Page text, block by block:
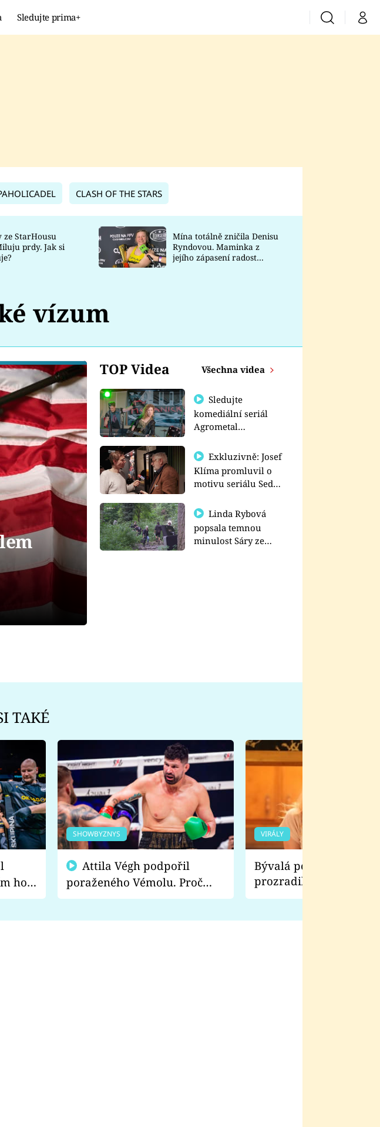
Sledujte prima+ VyhledáváníMůj
Prima Lajk
Sledujte nás
CLASH OF THE STARS
ze StarHousu
prdy. Jak si
Mína totálně zničila Denisu
Ryndovou. Maminka z
jejího zápasení radost
vízum
TOP Videa Všechna videa
Sledujte
komediální seriál
Agrometal
prima+
Exkluzivně: Josef
Klíma promluvil o
motivu seriálu Sedm
Linda Rybová
popsala temnou
minulost Sáry ze
TAKÉ
ho
SHOWBYZNYS
poraženého Vémolu. Proč
chce raději zápasit s ním než
VIRÁLY
Bývalá pornoherečka
prozradila, co ji
natáčení Euforie.